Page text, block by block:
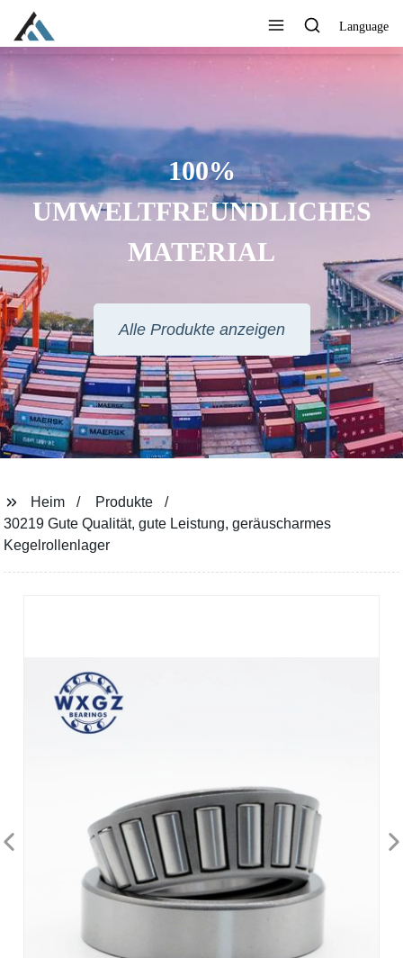
Language
BEDRUCKEN SIE IHR LOGO,
IHRE MARKE, IHRE WEBSITE
ODER ANDERE
INFORMATIONEN, DIE SIE
Alle Produkte anzeigen
Heim
Produkte
30219 Gute Qualität, gute Leistung, geräuscharmes
Kegelrollenlager